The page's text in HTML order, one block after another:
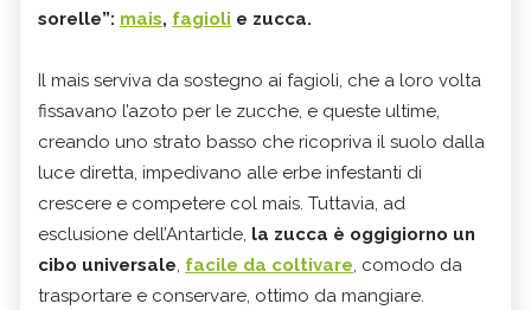
sorelle”: mais, fagioli e zucca.
Il mais serviva da sostegno ai fagioli, che a loro volta
fissavano l’azoto per le zucche, e queste ultime,
creando uno strato basso che ricopriva il suolo dalla
luce diretta, impedivano alle erbe infestanti di
crescere e competere col mais. Tuttavia, ad
esclusione dell’Antartide, la zucca è oggigiorno un
cibo universale, facile da coltivare, comodo da
trasportare e conservare, ottimo da mangiare.